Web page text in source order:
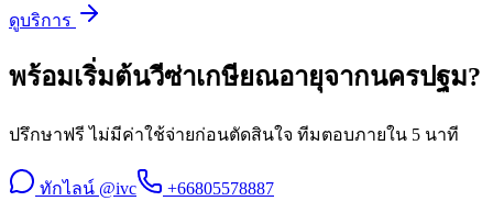
ดูบริการ
พร้อมเริ่มต้นวีซ่าเกษียณอายุจากนครปฐม?
ปรึกษาฟรี ไม่มีค่าใช้จ่ายก่อนตัดสินใจ ทีมตอบภายใน 5 นาที
ทักไลน์ @ivc
+66805578887